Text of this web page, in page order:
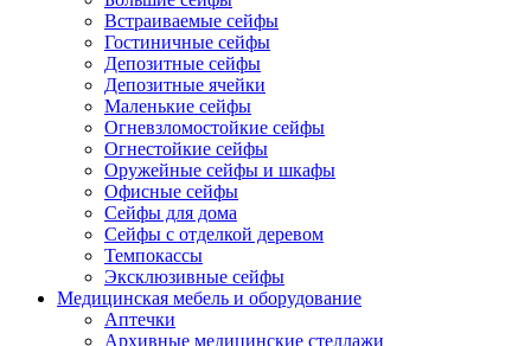
Встраиваемые сейфы
Гостиничные сейфы
Депозитные сейфы
Депозитные ячейки
Маленькие сейфы
Огневзломостойкие сейфы
Огнестойкие сейфы
Оружейные сейфы и шкафы
Офисные сейфы
Сейфы для дома
Сейфы с отделкой деревом
Темпокассы
Эксклюзивные сейфы
Медицинская мебель и оборудование
Аптечки
Архивные медицинские стеллажи